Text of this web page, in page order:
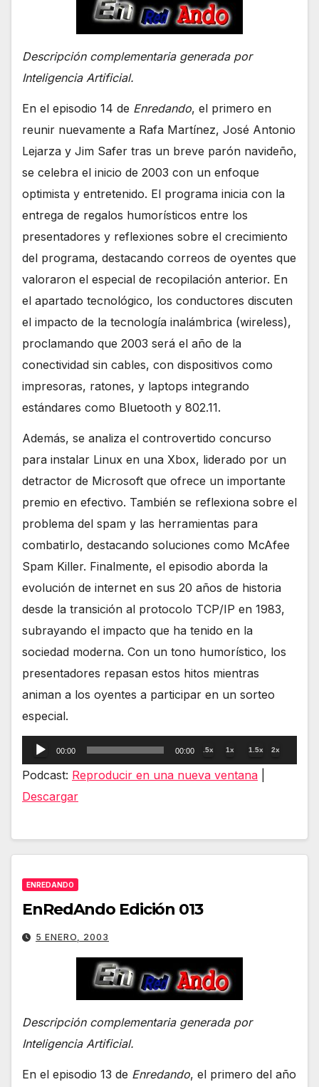
Descripción complementaria generada por
Inteligencia Artificial.
En el episodio 14 de Enredando, el primero en
reunir nuevamente a Rafa Martínez, José Antonio
Lejarza y Jim Safer tras un breve parón navideño,
se celebra el inicio de 2003 con un enfoque
optimista y entretenido. El programa inicia con la
entrega de regalos humorísticos entre los
presentadores y reflexiones sobre el crecimiento
del programa, destacando correos de oyentes que
valoraron el especial de recopilación anterior. En
el apartado tecnológico, los conductores discuten
el impacto de la tecnología inalámbrica (wireless),
proclamando que 2003 será el año de la
conectividad sin cables, con dispositivos como
impresoras, ratones, y laptops integrando
estándares como Bluetooth y 802.11.
Además, se analiza el controvertido concurso
para instalar Linux en una Xbox, liderado por un
detractor de Microsoft que ofrece un importante
premio en efectivo. También se reflexiona sobre el
problema del spam y las herramientas para
combatirlo, destacando soluciones como McAfee
Spam Killer. Finalmente, el episodio aborda la
evolución de internet en sus 20 años de historia
desde la transición al protocolo TCP/IP en 1983,
subrayando el impacto que ha tenido en la
sociedad moderna. Con un tono humorístico, los
presentadores repasan estos hitos mientras
animan a los oyentes a participar en un sorteo
especial.
Reproductor
de
00:00 00:00 .5x 1x 1.5x 2x
Podcast: Reproducir en una nueva ventana
Descargar
ENREDANDO
EnRedAndo Edición 013
5 ENERO, 2003
Descripción complementaria generada por
Inteligencia Artificial.
En el episodio 13 de Enredando, el primero del año